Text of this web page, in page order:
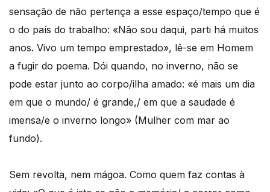
sensação de não pertença a esse espaço/tempo que é
o do país do trabalho: «Não sou daqui, parti há muitos
anos. Vivo um tempo emprestado», lê-se em Homem
a fugir do poema. Dói quando, no inverno, não se
pode estar junto ao corpo/ilha amado: «é mais um dia
em que o mundo/ é grande,/ em que a saudade é
imensa/e o inverno longo» (Mulher com mar ao
fundo).
Sem revolta, nem mágoa. Como quem faz contas à